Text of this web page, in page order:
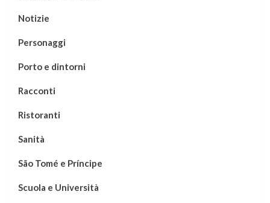
Notizie
Personaggi
Porto e dintorni
Racconti
Ristoranti
Sanità
São Tomé e Príncipe
Scuola e Università